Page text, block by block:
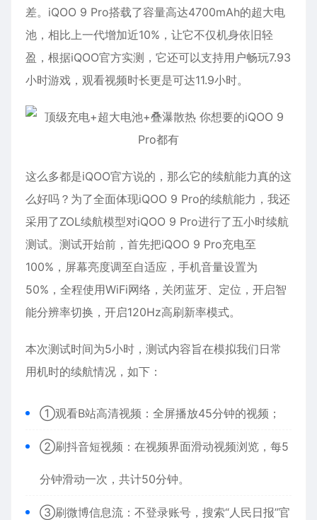
差。iQOO 9 Pro搭载了容量高达4700mAh的超大电
池，相比上一代增加近10%，让它不仅机身依旧轻
盈，根据iQOO官方实测，它还可以支持用户畅玩7.93
小时游戏，观看视频时长更是可达11.9小时。
这么多都是iQOO官方说的，那么它的续航能力真的这
么好吗？为了全面体现iQOO 9 Pro的续航能力，我还
采用了ZOL续航模型对iQOO 9 Pro进行了五小时续航
测试。测试开始前，首先把iQOO 9 Pro充电至
100%，屏幕亮度调至自适应，手机音量设置为
50%，全程使用WiFi网络，关闭蓝牙、定位，开启智
能分辨率切换，开启120Hz高刷新率模式。
本次测试时间为5小时，测试内容旨在模拟我们日常
用机时的续航情况，如下：
①观看B站高清视频：全屏播放45分钟的视频；
②刷抖音短视频：在视频界面滑动视频浏览，每5
分钟滑动一次，共计50分钟。
③刷微博信息流：不登录账号，搜索“人民日报”官